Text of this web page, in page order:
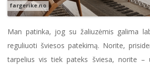
fargerike.no
Man patinka, jog su žaliuzėmis galima
reguliuoti šviesos patekimą. Norite,
tarpelius vis tiek pateks šviesa, norite –